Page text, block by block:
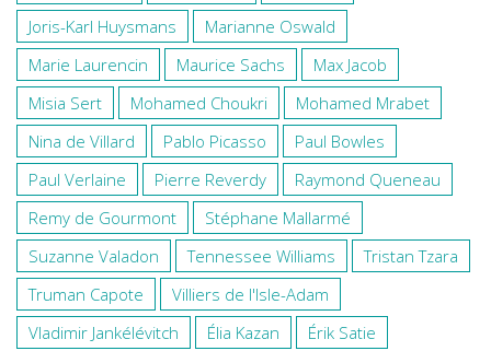
Joris-Karl Huysmans
Marianne Oswald
Marie Laurencin
Maurice Sachs
Max Jacob
Misia Sert
Mohamed Choukri
Mohamed Mrabet
Nina de Villard
Pablo Picasso
Paul Bowles
Paul Verlaine
Pierre Reverdy
Raymond Queneau
Remy de Gourmont
Stéphane Mallarmé
Suzanne Valadon
Tennessee Williams
Tristan Tzara
Truman Capote
Villiers de l'Isle-Adam
Vladimir Jankélévitch
Élia Kazan Érik Satie